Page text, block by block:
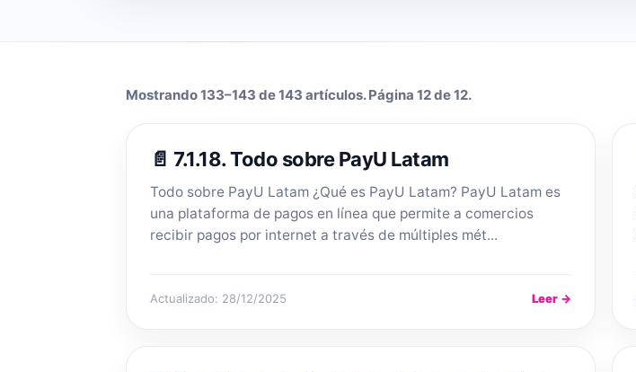
Mostrando 133–143 de 143 artículos. Página 12 de 12.
📄 7.1.18. Todo sobre PayU Latam
Todo sobre PayU Latam ¿Qué es PayU Latam? PayU Latam es
una plataforma de pagos en línea que permite a comercios
recibir pagos por internet a través de múltiples mét...
Actualizado: 28/12/2025 Leer →